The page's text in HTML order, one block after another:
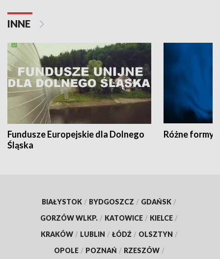
INNE
Fundusze Europejskie dla Dolnego
Śląska
Różne formy
BIAŁYSTOK / BYDGOSZCZ / GDAŃSK /
GORZÓW WLKP. / KATOWICE / KIELCE /
KRAKÓW / LUBLIN / ŁÓDŹ / OLSZTYN /
OPOLE / POZNAŃ / RZESZÓW /